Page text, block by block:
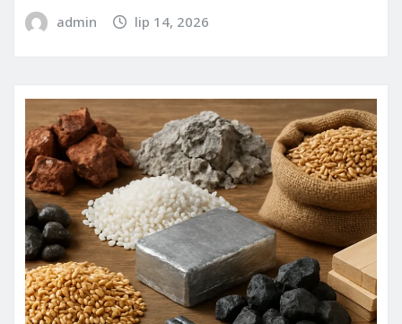
admin lip 14, 2026